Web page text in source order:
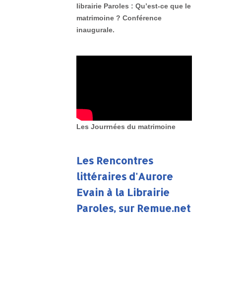
librairie Paroles : Qu’est-ce que le
matrimoine ? Conférence
inaugurale.
Les Jourrnées du matrimoine
Les Rencontres
littéraires d'Aurore
Evain à la Librairie
Paroles, sur Remue.net